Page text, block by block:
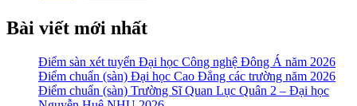
Bài viết mới nhất
Điểm sàn xét tuyển Đại học Công nghệ Đông Á năm 2026
Điểm chuẩn (sàn) Đại học Cao Đẳng các trường năm 2026
Điểm chuẩn (sàn) Trường Sĩ Quan Lục Quân 2 – Đại học